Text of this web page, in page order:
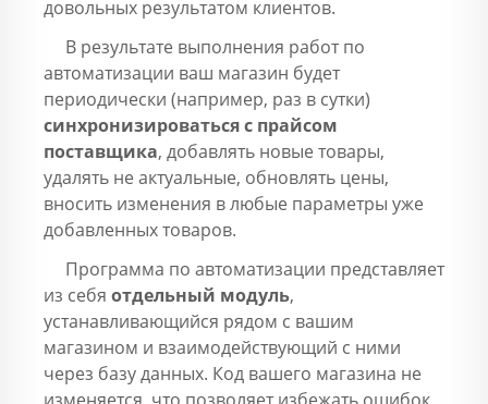
довольных результатом клиентов.
В результате выполнения работ по
автоматизации ваш магазин будет
периодически (например, раз в сутки)
синхронизироваться с прайсом
поставщика, добавлять новые товары,
удалять не актуальные, обновлять цены,
вносить изменения в любые параметры уже
добавленных товаров.
Программа по автоматизации представляет
из себя отдельный модуль,
устанавливающийся рядом с вашим
магазином и взаимодействующий с ними
через базу данных. Код вашего магазина не